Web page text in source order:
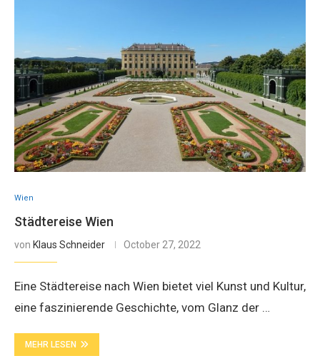
Wien
Städtereise Wien
von Klaus Schneider October 27, 2022
Eine Städtereise nach Wien bietet viel Kunst und Kultur,
eine faszinierende Geschichte, vom Glanz der …
MEHR LESEN